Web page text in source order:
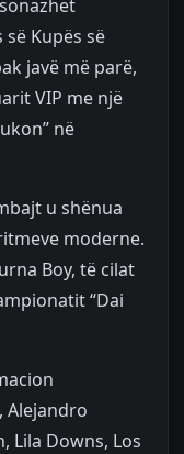
Kupës së
javë më parë,
VIP me një
në
u shënua
moderne.
Boy, të cilat
“Dai
Alejandro
Lila Downs, Los